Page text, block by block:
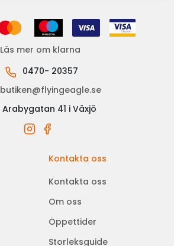
Läs mer om klarna
0470- 20357
butiken@flyingeagle.se
Arabygatan 41 i Växjö
Kontakta oss
Kontakta oss
Om oss
Öppettider
Storleksguide